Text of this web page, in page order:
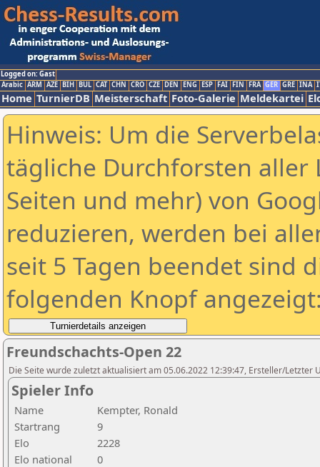
Logged on: Gast
Arabic ARM AZE BIH BUL CAT CHN CRO CZE DEN ENG ESP FAI FIN FRA GER GRE INA
Home TurnierDB Meisterschaft Foto-Galerie Meldekartei
Hinweis: Um die
tägliche Durchforsten aller
Seiten und mehr) von
reduzieren, werden bei
seit 5 Tagen beendet sind
folgenden Knopf
Freundschachts-Open 22
Die Seite wurde zuletzt aktualisiert am 05.06.2022 12:39:47, Ersteller/Letzter
Spieler Info
Name
Kempter, Ronald
Startrang
9
Elo
2228
Elo national
0